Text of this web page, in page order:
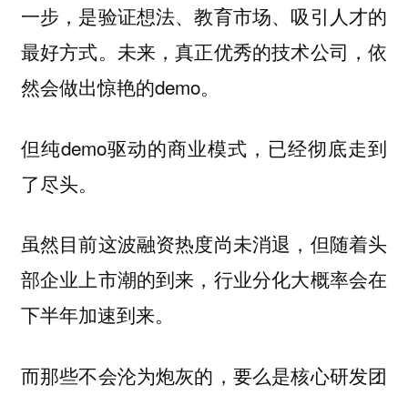
一步，是验证想法、教育市场、吸引人才的
最好方式。未来，真正优秀的技术公司，依
然会做出惊艳的demo。
但纯demo驱动的商业模式，已经彻底走到
了尽头。
虽然目前这波融资热度尚未消退，但随着头
部企业上市潮的到来，行业分化大概率会在
下半年加速到来。
而那些不会沦为炮灰的，要么是核心研发团